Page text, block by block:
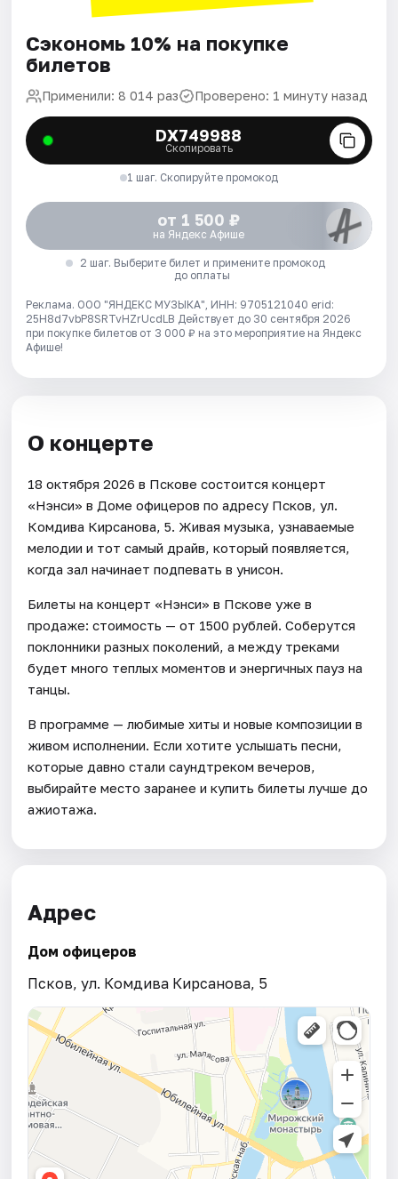
Сэкономь 10% на покупке
билетов
Применили: 8 014 раз Проверено: 1 минуту назад
DX749988
Скопировать
1 шаг. Скопируйте промокод
от 1 500 ₽
на Яндекс Афише
2 шаг. Выберите билет и примените промокод
до оплаты
Реклама. ООО "ЯНДЕКС МУЗЫКА", ИНН: 9705121040 erid:
25H8d7vbP8SRTvHZrUcdLB Действует до 30 сентября 2026
при покупке билетов от 3 000 ₽ на это мероприятие на Яндекс
Афише!
О концерте
18 октября 2026 в Пскове состоится концерт
«Нэнси» в Доме офицеров по адресу Псков, ул.
Комдива Кирсанова, 5. Живая музыка, узнаваемые
мелодии и тот самый драйв, который появляется,
когда зал начинает подпевать в унисон.
Билеты на концерт «Нэнси» в Пскове уже в
продаже: стоимость — от 1500 рублей. Соберутся
поклонники разных поколений, а между треками
будет много теплых моментов и энергичных пауз на
танцы.
В программе — любимые хиты и новые композиции в
живом исполнении. Если хотите услышать песни,
которые давно стали саундтреком вечеров,
выбирайте место заранее и купить билеты лучше до
ажиотажа.
Адрес
Дом офицеров
Псков, ул. Комдива Кирсанова, 5